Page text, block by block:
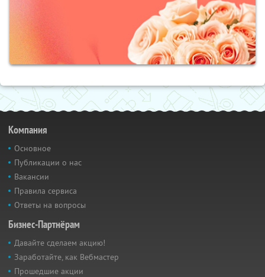
Компания
Основное
Публикации о нас
Вакансии
Правила сервиса
Ответы на вопросы
Бизнес-Партнёрам
Давайте сделаем акцию!
Заработайте, как Вебмастер
Прошедшие акции